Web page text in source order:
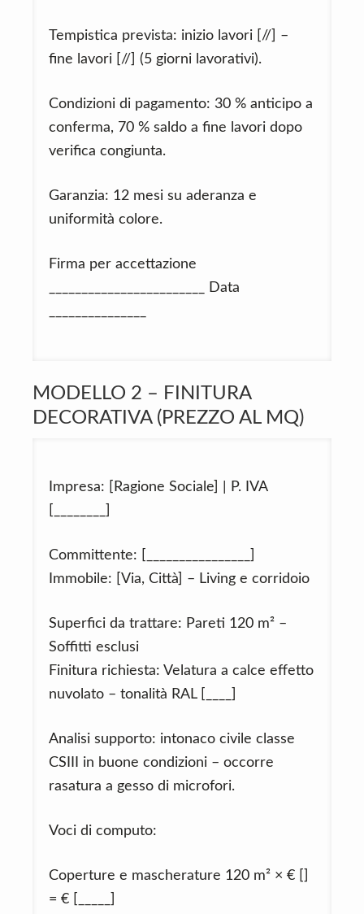
Tempistica prevista: inizio lavori [//] –
fine lavori [//] (5 giorni lavorativi).
Condizioni di pagamento: 30 % anticipo a
conferma, 70 % saldo a fine lavori dopo
verifica congiunta.
Garanzia: 12 mesi su aderanza e
uniformità colore.
Firma per accettazione
________________________ Data
MODELLO 2 – FINITURA
DECORATIVA (PREZZO AL MQ)
Impresa: [Ragione Sociale] | P. IVA
Committente: [________________]
Immobile: [Via, Città] – Living e corridoio
Superfici da trattare: Pareti 120 m² –
Soffitti esclusi
Finitura richiesta: Velatura a calce effetto
nuvolato – tonalità RAL [____]
Analisi supporto: intonaco civile classe
CSIII in buone condizioni – occorre
rasatura a gesso di microfori.
Voci di computo:
Coperture e mascherature 120 m² × € []
= € [_____]